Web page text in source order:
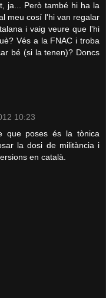
ja... Però també hi ha la
meu cosí l'hi van regalar
i vaig veure que l'hi
Vés a la FNAC i troba
bé (si la tenen)? Doncs
10:23
que poses és la tònica
la dosi de militància i
en català.